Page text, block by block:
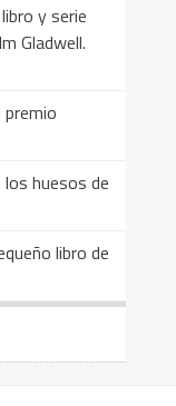
y serie
Gladwell.
premio
los huesos de
libro de